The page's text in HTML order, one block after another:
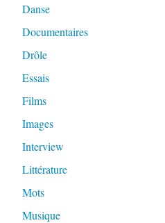
Danse
Documentaires
Drôle
Essais
Films
Images
Interview
Littérature
Mots
Musique